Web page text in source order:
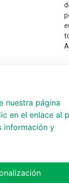
nuestra página
en el enlace al
información y